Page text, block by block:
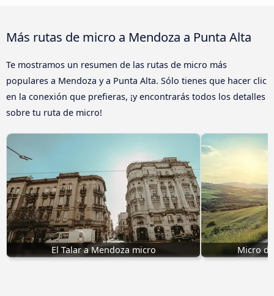
Más rutas de micro a Mendoza a Punta Alta
Te mostramos un resumen de las rutas de micro más
populares a Mendoza y a Punta Alta. Sólo tienes que hacer clic
en la conexión que prefieras, ¡y encontrarás todos los detalles
sobre tu ruta de micro!
El Talar a Mendoza micro Micro